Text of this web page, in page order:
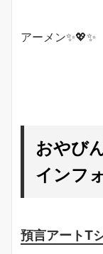
アーメン✨💖✨
おやび
インフ
預言アートT